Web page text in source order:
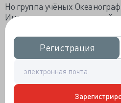
Регистрация
Регистрация
Но группа учёных
Института вычислительной
предсказывает скорое
полушарии. Потепление
ледников и увеличению